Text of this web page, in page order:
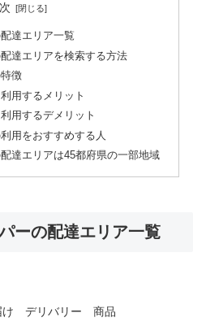
達エリア一覧
達エリアを検索する方法
徴
用するメリット
用するデメリット
用をおすすめする人
達エリアは45都府県の一部地域
ーの配達エリア一覧